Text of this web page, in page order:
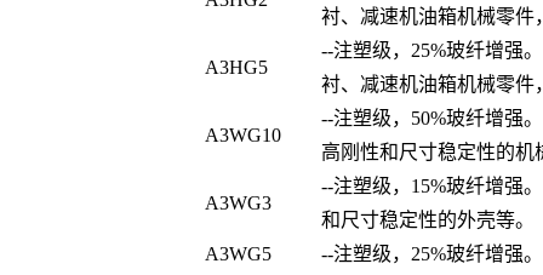
衬、减速机油箱机械零件
A3HG5
--注塑级，25%玻纤增强
衬、减速机油箱机械零件
A3WG10
--注塑级，50%玻纤增强
高刚性和尺寸稳定性的机
A3WG3
--注塑级，15%玻纤增强
和尺寸稳定性的外壳等。
A3WG5
--注塑级，25%玻纤增强